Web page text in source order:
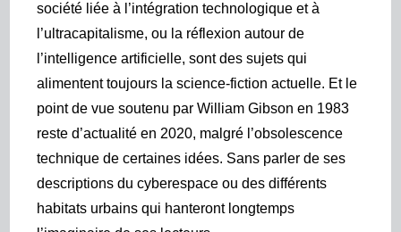
société liée à l’intégration technologique et à
l’ultracapitalisme, ou la réflexion autour de
l’intelligence artificielle, sont des sujets qui
alimentent toujours la science-fiction actuelle. Et le
point de vue soutenu par William Gibson en 1983
reste d’actualité en 2020, malgré l’obsolescence
technique de certaines idées. Sans parler de ses
descriptions du cyberespace ou des différents
habitats urbains qui hanteront longtemps